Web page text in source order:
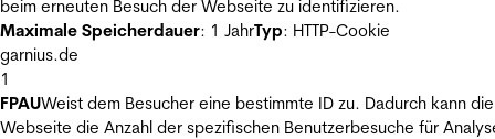
beim erneuten Besuch der Webseite zu identifizieren.
Maximale Speicherdauer: 1 JahrTyp: HTTP-Cookie
garnius.de
1
FPAUWeist dem Besucher eine bestimmte ID zu. Dadurch kann die
Webseite die Anzahl der spezifischen Benutzerbesuche für